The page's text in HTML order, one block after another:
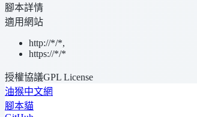
腳本詳情
適用網站
http://*/*,
https://*/*
授權協議GPL License
油猴中文網
腳本貓